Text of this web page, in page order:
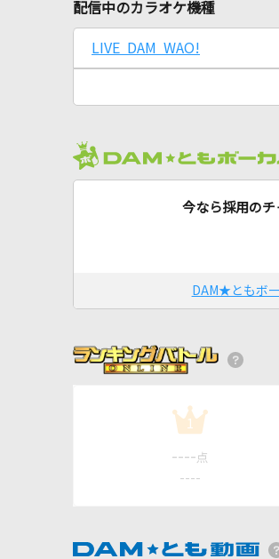
配信中のカラオケ機種
LIVE DAM WAO!
今なら採用の
DAM★ともボ
1
---- 点
----